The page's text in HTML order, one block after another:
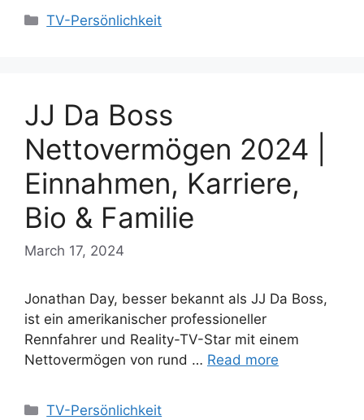
Categories
TV-Persönlichkeit
JJ Da Boss
Nettovermögen 2024 |
Einnahmen, Karriere,
Bio & Familie
March 17, 2024
Jonathan Day, besser bekannt als JJ Da Boss,
ist ein amerikanischer professioneller
Rennfahrer und Reality-TV-Star mit einem
Nettovermögen von rund … Read more
Categories
TV-Persönlichkeit